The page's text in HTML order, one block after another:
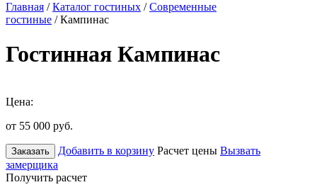
Главная /Каталог гостиных /Современные
гостиные / Кампинас
Гостинная Кампинас
Цена:
от 55 000 руб.
Заказать Добавить в корзину Расчет цены Вызвать
замерщика
Получить расчет